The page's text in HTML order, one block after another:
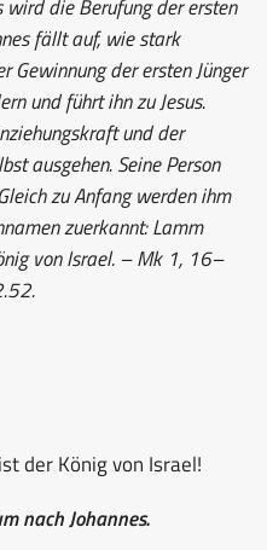
die Berufung der ersten
fällt auf, wie stark
Gewinnung der ersten Jünger
und führt ihn zu Jesus.
und der
ausgehen. Seine Person
zu Anfang werden ihm
zuerkannt: Lamm
von Israel. – Mk 1, 16–
der König von Israel!
nach Johannes.